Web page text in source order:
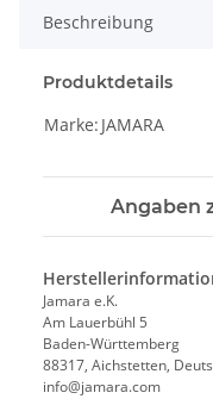
Beschreibung
Produktdetails
Marke: JAMARA
Angaben
Jamara e.K.
Am Lauerbühl 5
Baden-Württemberg
88317, Aichstetten,
info@jamara.com